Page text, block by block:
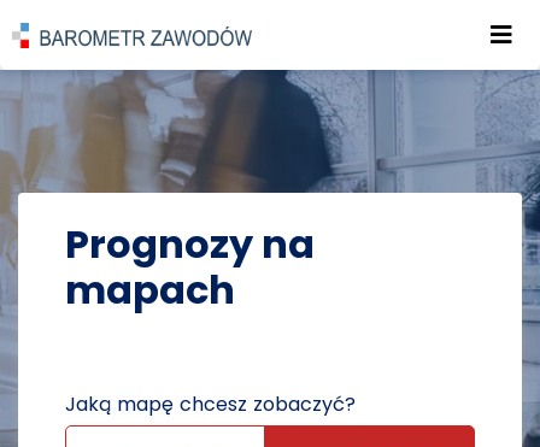
POWRÓT DO STRONY GŁÓWNEJ
PROGNOZY PROGNOZY NA MAPACH
Prognozy na
mapach
Jaką mapę chcesz zobaczyć?